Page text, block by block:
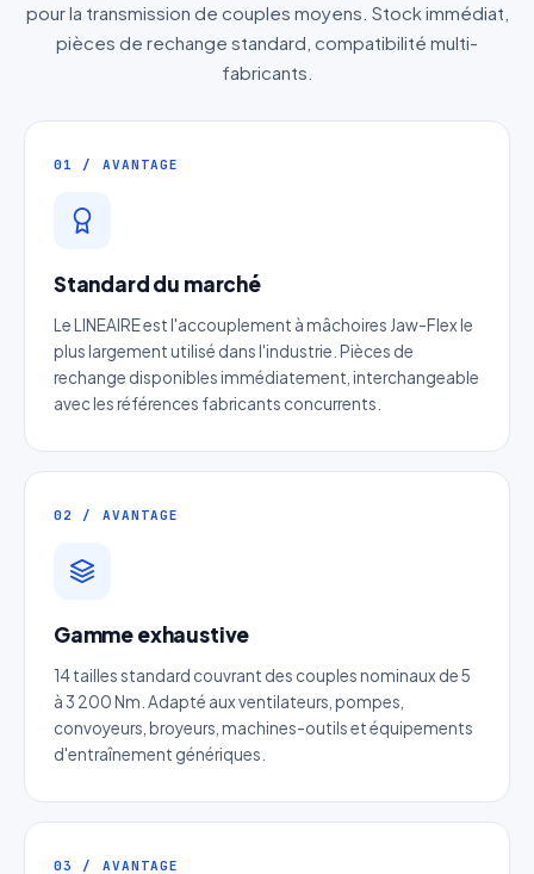
pour la transmission de couples moyens. Stock immédiat,
pièces de rechange standard, compatibilité multi-
fabricants.
01 / AVANTAGE
Standard du marché
Le LINEAIRE est l'accouplement à mâchoires Jaw-Flex le
plus largement utilisé dans l'industrie. Pièces de
rechange disponibles immédiatement, interchangeable
avec les références fabricants concurrents.
02 / AVANTAGE
Gamme exhaustive
14 tailles standard couvrant des couples nominaux de 5
à 3 200 Nm. Adapté aux ventilateurs, pompes,
convoyeurs, broyeurs, machines-outils et équipements
d'entraînement génériques.
03 / AVANTAGE
Devis Table linéaire motorisable
Réponse sous 24h — Sans engagement
Entreprise